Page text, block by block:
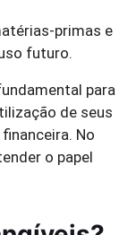
primas e
futuro.
para
de seus
No
o papel